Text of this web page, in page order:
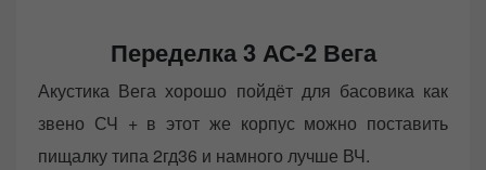
Переделка 3 АС-2 Вега
Акустика Вега хорошо пойдёт для басовика как
звено СЧ + в этот же корпус можно поставить
пищалку типа 2гд36 и намного лучше ВЧ.